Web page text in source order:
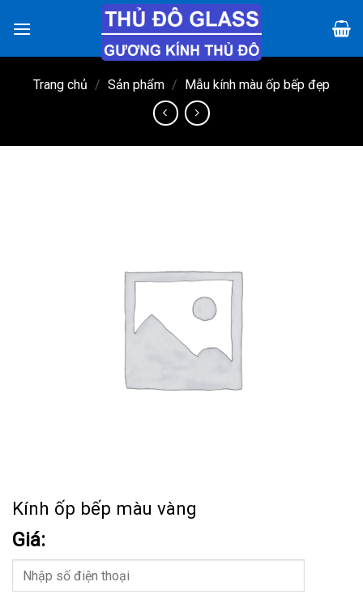
đến
Trang chủ / Sản phẩm / Mẫu kính màu ốp bếp đẹp
Kính ốp bếp màu vàng
Giá: